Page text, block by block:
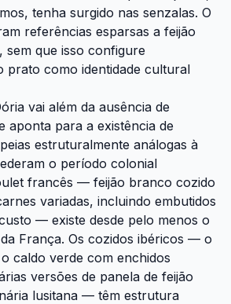
tenha surgido nas senzalas. O
referências esparsas a feijão
sem que isso configure
prato como identidade cultural
vai além da ausência de
aponta para a existência de
estruturalmente análogas à
o período colonial
francês — feijão branco cozido
variadas, incluindo embutidos
— existe desde pelo menos o
França. Os cozidos ibéricos — o
caldo verde com enchidos
versões de panela de feijão
lusitana — têm estrutura